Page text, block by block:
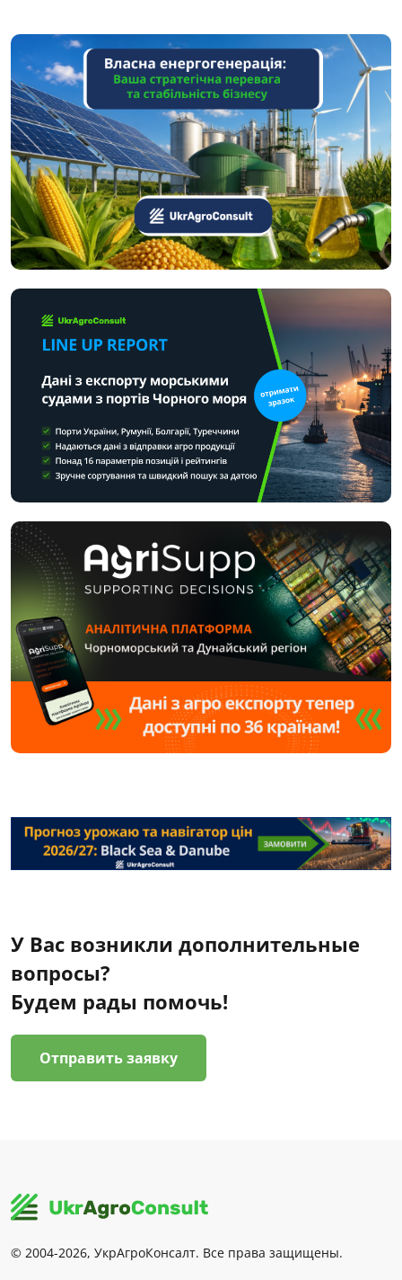
У Вас возникли дополнительные
вопросы?
Будем рады помочь!
Отправить заявку
© 2004-2026, УкрАгроКонсалт. Все права защищены.